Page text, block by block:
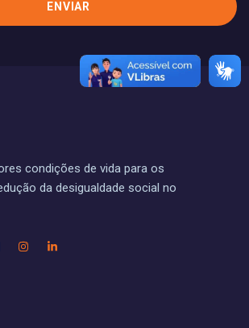
condições de vida para os
da desigualdade social no